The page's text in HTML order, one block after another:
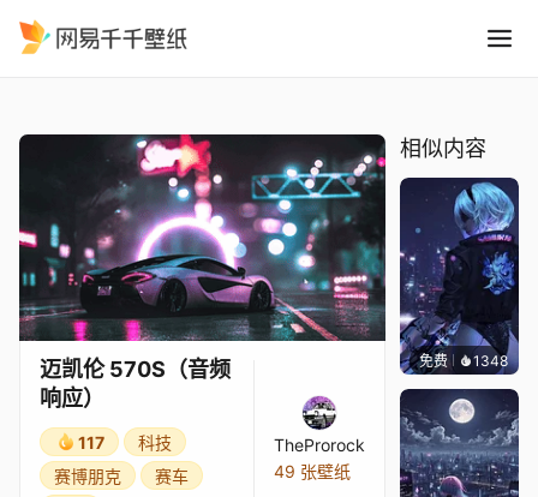
迈凯伦 570S（音频
响应）
117
科技
赛博朋克
赛车
TheProrock
49 张壁纸
相似内容
免费 1348Bewie